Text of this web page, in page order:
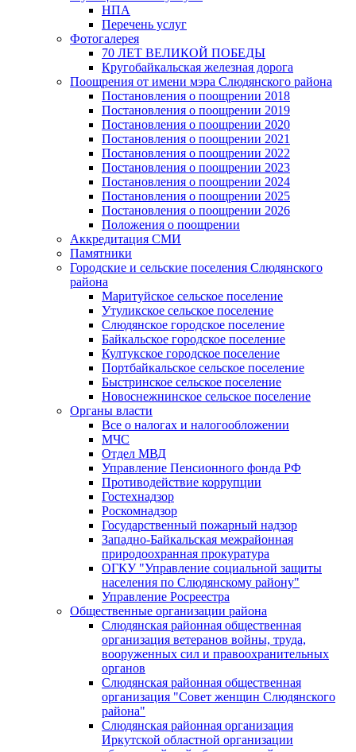
НПА
Перечень услуг
Фотогалерея
70 ЛЕТ ВЕЛИКОЙ ПОБЕДЫ
Кругобайкальская железная дорога
Поощрения от имени мэра Слюдянского района
Постановления о поощрении 2018
Постановления о поощрении 2019
Постановления о поощрении 2020
Постановления о поощрении 2021
Постановления о поощрении 2022
Постановления о поощрении 2023
Постановления о поощрении 2024
Постановления о поощрении 2025
Постановления о поощрении 2026
Положения о поощрении
Аккредитация СМИ
Памятники
Городские и сельские поселения Слюдянского
района
Маритуйское сельское поселение
Утуликское сельское поселение
Слюдянское городское поселение
Байкальское городское поселение
Култукское городское поселение
Портбайкальское сельское поселение
Быстринское сельское поселение
Новоснежнинское сельское поселение
Органы власти
Все о налогах и налогообложении
МЧС
Отдел МВД
Управление Пенсионного фонда РФ
Противодействие коррупции
Гостехнадзор
Роскомнадзор
Государственный пожарный надзор
Западно-Байкальская межрайонная
природоохранная прокуратура
ОГКУ "Управление социальной защиты
населения по Слюдянскому району"
Управление Росреестра
Общественные организации района
Слюдянская районная общественная
организация ветеранов войны, труда,
вооруженных сил и правоохранительных
органов
Слюдянская районная общественная
организация "Совет женщин Слюдянского
района"
Слюдянская районная организация
Иркутской областной организации